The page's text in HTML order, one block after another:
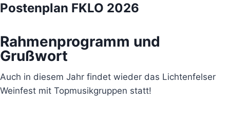
Postenplan FKLO 2026
Rahmenprogramm und
Grußwort
Auch in diesem Jahr findet wieder das Lichtenfelser
Weinfest mit Topmusikgruppen statt!